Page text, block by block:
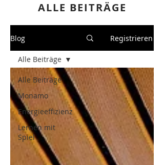
ALLE BEITRÄGE
Blog Registrieren
Alle Beiträge
Monamo
Energieeffizienz
Lernen mit
Spiel
Alle Beiträge